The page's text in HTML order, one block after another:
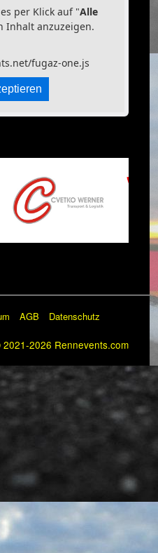
per Klick auf "Alle
Inhalt anzuzeigen.
fugaz-one.js
AGB
Datenschutz
2026 Rennevents.com